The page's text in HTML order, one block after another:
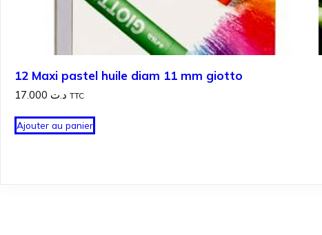
12 Maxi pastel huile diam 11 mm giotto
د.ت TTC
Ajouter au panier